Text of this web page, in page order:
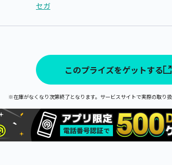
セガ
このプライズをゲットする
※在庫がなくなり次第終了となります。サービスサイトで実際の取り扱